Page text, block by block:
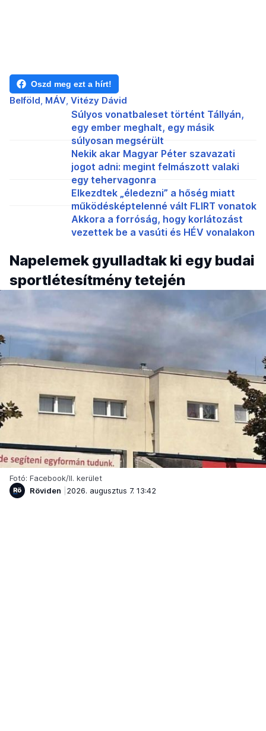
Oszd meg ezt a hírt!
Belföld MÁV Vitézy Dávid
Súlyos vonatbaleset történt Tállyán,
egy ember meghalt, egy másik
súlyosan megsérült
Nekik akar Magyar Péter szavazati
jogot adni: megint felmászott valaki
egy tehervagonra
Elkezdtek „éledezni” a hőség miatt
működésképtelenné vált FLIRT vonatok
Akkora a forróság, hogy korlátozást
vezettek be a vasúti és HÉV vonalakon
Napelemek gyulladtak ki egy budai
sportlétesítmény tetején
Fotó: Facebook/II. kerület
Röviden
2026. augusztus 7. 13:42